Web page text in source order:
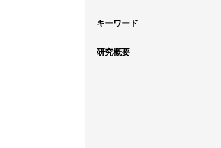
キーワード
研究概要